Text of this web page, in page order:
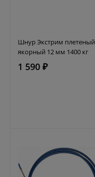
Шнур Экстрим плетеный
якорный 12 мм 1400 кг
1 590 ₽